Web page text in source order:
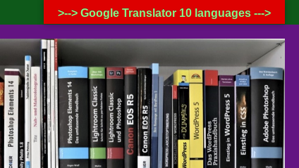
6. AUGUST 2026
>--> Google Translator 10 languages --->